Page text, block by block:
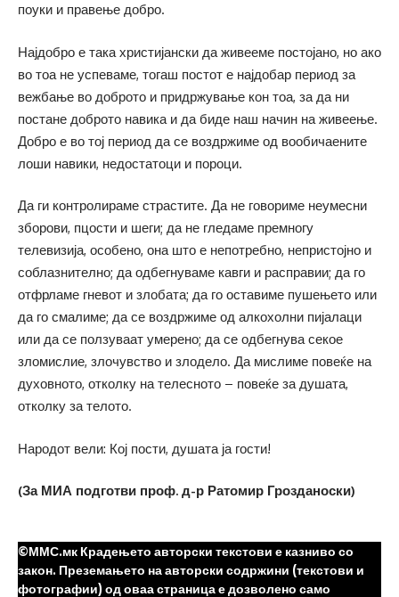
поуки и правење добро.
Најдобро е така христијански да живееме постојано, но ако
во тоа не успеваме, тогаш постот е најдобар период за
вежбање во доброто и придржување кон тоа, за да ни
постане доброто навика и да биде наш начин на живеење.
Добро е во тој период да се воздржиме од вообичаените
лоши навики, недостатоци и пороци.
Да ги контролираме страстите. Да не говориме неумесни
зборови, пцости и шеги; да не гледаме премногу
телевизија, особено, она што е непотребно, непристојно и
соблазнително; да одбегнуваме кавги и расправии; да го
отфрламе гневот и злобата; да го оставиме пушењето или
да го смалиме; да се воздржиме од алкохолни пијалаци
или да се ползуваат умерено; да се одбегнува секое
зломислие, злочувство и злодело. Да мислиме повеќе на
духовното, отколку на телесното – повеќе за душата,
отколку за телото.
Народот вели: Кој пости, душата ја гости!
(За МИА подготви проф. д-р Ратомир Грозданоски)
©ММС.мк Крадењето авторски текстови е казниво со
закон. Преземањето на авторски содржини (текстови и
фотографии) од оваа страница е дозволено само